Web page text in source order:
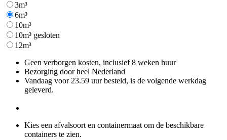
3m³
6m³
10m³
10m³ gesloten
12m³
Geen verborgen kosten, inclusief 8 weken huur
Bezorging door heel Nederland
Vandaag voor 23.59 uur besteld, is de volgende werkdag
geleverd.
Kies een afvalsoort en containermaat om de beschikbare
containers te zien.